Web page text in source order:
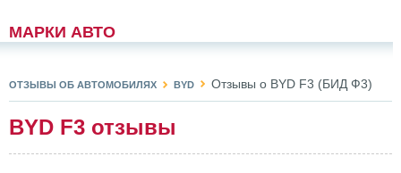
МАРКИ АВТО
ОТЗЫВЫ ОБ АВТОМОБИЛЯХ BYD Отзывы о BYD F3 (БИД Ф3)
BYD F3 отзывы